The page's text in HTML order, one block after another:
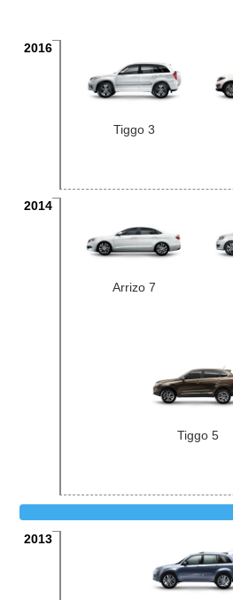
2016
Tiggo 3
2014
Arrizo 7
Tiggo 5
2013